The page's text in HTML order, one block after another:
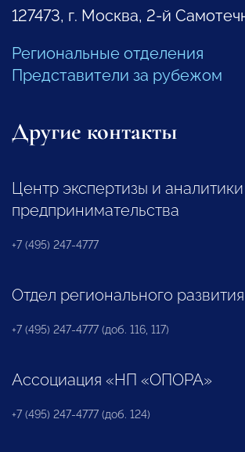
127473, г. Москва, 2-й
Региональные отделения
Представители за рубежом
Другие контакты
Центр экспертизы и
предпринимательства
+7 (495) 247-4777
Отдел регионального развития
+7 (495) 247-4777 (доб. 116, 117)
Ассоциация «НП «ОПОРА»
+7 (495) 247-4777 (доб. 124)